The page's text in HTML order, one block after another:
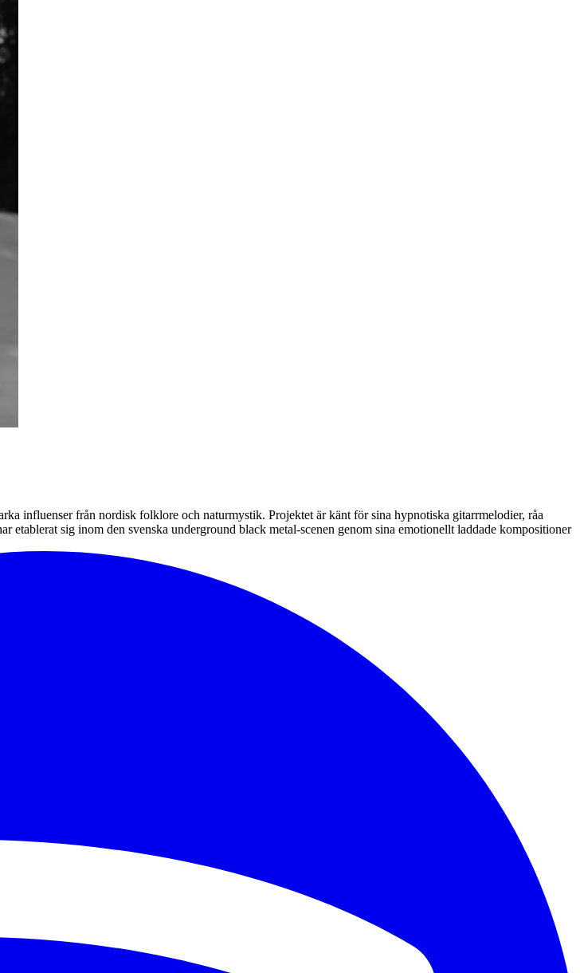
influenser från nordisk folklore och naturmystik. Projektet är känt för sina hypnotiska gitarrmelodier, råa
sig inom den svenska underground black metal-scenen genom sina emotionellt laddade kompositioner